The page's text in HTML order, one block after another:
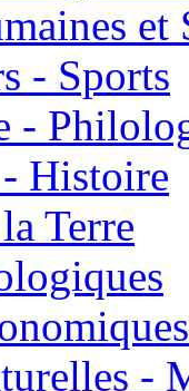
et
- Sports
-
Histoire
Terre
-